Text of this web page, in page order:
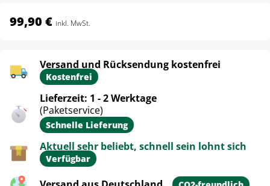
99,90 € inkl. MwSt.
Versand und Rücksendung kostenfrei
Kostenfrei
Lieferzeit: 1 - 2 Werktage
(Paketservice)
Schnelle Lieferung
Aktuell sehr beliebt, schnell sein lohnt sich
Verfügbar